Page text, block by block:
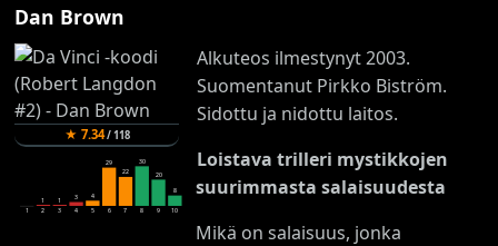
Dan Brown
★ 7.34/118
1
1
2
1
3
3
4
4
5
29
6
22
7
30
8
20
9
8
10
Alkuteos ilmestynyt 2003.
Suomentanut Pirkko Biström.
Sidottu ja nidottu laitos.
Loistava trilleri mystikkojen
suurimmasta salaisuudesta
Mikä on salaisuus, jonka